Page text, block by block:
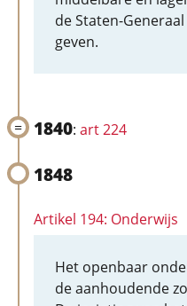
de Staten-
geven.
1840: art 224
1848
Artikel 194: Onderwijs
Het openbaar
de aanhoudende